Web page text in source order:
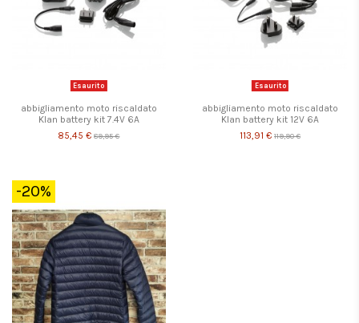
Esaurito
abbigliamento moto riscaldato
Klan battery kit 7.4V 6A
85,45 € 89,95 €
Esaurito
abbigliamento moto riscaldato
Klan battery kit 12V 6A
113,91 € 119,90 €
-20%